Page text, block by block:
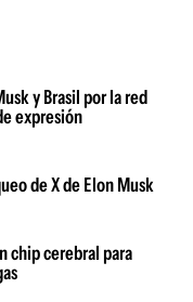
y Brasil por la red
expresión
de X de Elon Musk
chip cerebral para